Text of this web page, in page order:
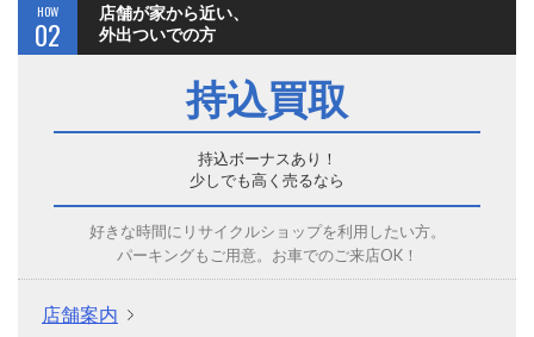
HOW
02
店舗が家から近い、
外出ついでの方
持込買取
持込ボーナスあり！
少しでも高く売るなら
好きな時間にリサイクルショップを利用したい方。
パーキングもご用意。お車でのご来店OK！
店舗案内